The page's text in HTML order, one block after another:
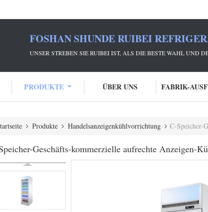
FOSHAN SHUNDE RUIBEI
UNSER STREBEN SIE RUIBEI IST, ALS DIE BESTE WAHL UND
PRODUKTE ÜBER UNS FABRIK-
Produkte Handelsanzeigenkühlvorrichtung C-Speicher-
Geschäfts-kommerzielle aufrechte Anzeigen-